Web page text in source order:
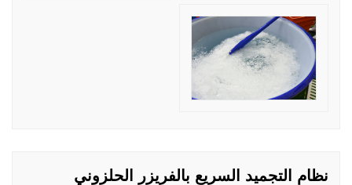
نظام التجميد السريع بالفريزر الحلزوني